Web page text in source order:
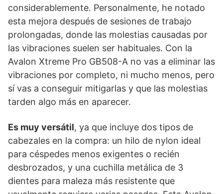
considerablemente. Personalmente, he notado
esta mejora después de sesiones de trabajo
prolongadas, donde las molestias causadas por
las vibraciones suelen ser habituales. Con la
Avalon Xtreme Pro GB508-A no vas a eliminar las
vibraciones por completo, ni mucho menos, pero
sí vas a conseguir mitigarlas y que las molestias
tarden algo más en aparecer.
Es muy versátil, ya que incluye dos tipos de
cabezales en la compra: un hilo de nylon ideal
para céspedes menos exigentes o recién
desbrozados, y una cuchilla metálica de 3
dientes para maleza más resistente que